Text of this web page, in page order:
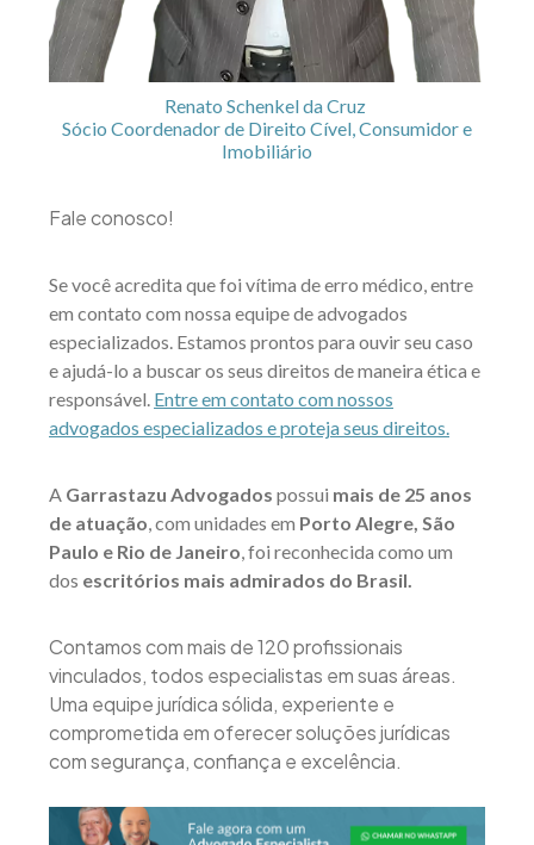
Renato Schenkel da Cruz
Sócio Coordenador de Direito Cível, Consumidor e
Imobiliário
Fale conosco!
Se você acredita que foi vítima de erro médico, entre
em contato com nossa equipe de advogados
especializados. Estamos prontos para ouvir seu caso
e ajudá-lo a buscar os seus direitos de maneira ética e
responsável. Entre em contato com nossos
advogados especializados e proteja seus direitos.
A Garrastazu Advogados possui mais de 25 anos
de atuação , com unidades em Porto Alegre, São
Paulo e Rio de Janeiro , foi reconhecida como um
dos escritórios mais admirados do Brasil.
Contamos com mais de 120 profissionais
vinculados, todos especialistas em suas áreas.
Uma equipe jurídica sólida, experiente e
comprometida em oferecer soluções jurídicas
com segurança, confiança e excelência.